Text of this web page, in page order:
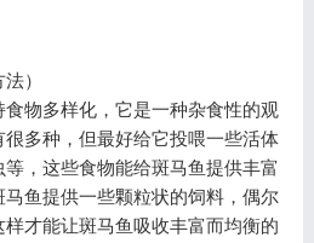
）
物多样化，它是一种杂食性的观
多种，但最好给它投喂一些活体
，这些食物能给斑马鱼提供丰富
鱼提供一些颗粒状的饲料，偶尔
才能让斑马鱼吸收丰富而均衡的